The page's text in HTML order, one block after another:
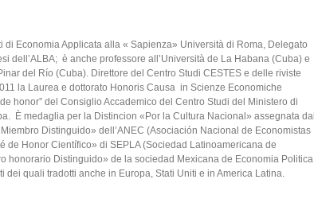
Economia Applicata alla « Sapienza» Università di Roma, Delegato
dell’ALBA; è anche professore all’Università de La Habana (Cuba) e
del Río (Cuba). Direttore del Centro Studi CESTES e delle riviste
la Laurea e dottorato Honoris Causa in Scienze Economiche
honor” del Consiglio Accademico del Centro Studi del Ministero di
È medaglia per la Distincion «Por la Cultura Nacional» assegnata dal
Distinguido» dell’ANEC (Asociación Nacional de Economistas
de Honor Científico» di SEPLA (Sociedad Latinoamericana de
honorario Distinguido» de la sociedad Mexicana de Economia Politica
dei quali tradotti anche in Europa, Stati Uniti e in America Latina.